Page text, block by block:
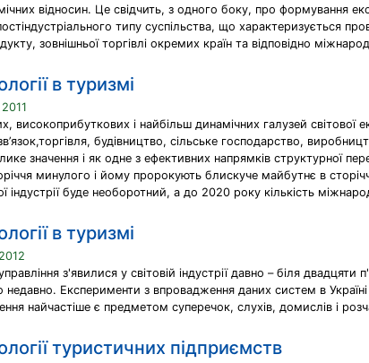
відносин. Це свідчить, з одного боку, про формування
типу суспільства, що характеризується
зовнішньої торгівлі окремих країн та відповідно
в туризмі
високоприбуткових і найбільш динамічних галузей
будівництво, сільське господарство,
значення і як одне з ефективних напрямків структурної
минулого і йому пророкують блискуче майбутнє в
індустрії буде необоротний, а до 2020 року кількість
в туризмі
управління з'явилися у світовій індустрії давно – біля
недавно. Експерименти з впровадження даних систем в
найчастіше є предметом суперечок, слухів, домислів і
туристичних підприємств